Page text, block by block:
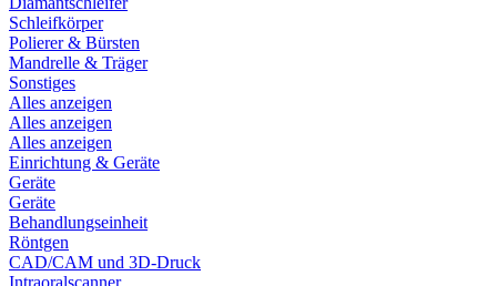
Schleifkörper
Polierer & Bürsten
Mandrelle & Träger
Sonstiges
Alles anzeigen
Alles anzeigen
Alles anzeigen
Einrichtung & Geräte
Geräte
Geräte
Behandlungseinheit
Röntgen
CAD/CAM und 3D-Druck
Intraoralscanner